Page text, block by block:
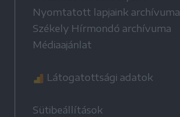
Nyomtatott lapjaink archívuma
Székely Hírmondó archívuma
Médiaajánlat
Látogatottsági adatok
Sütibeállítások